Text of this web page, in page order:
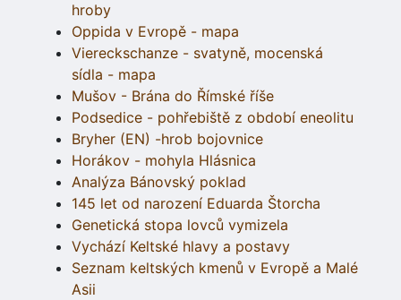
hroby
Oppida v Evropě - mapa
Viereckschanze - svatyně, mocenská
sídla - mapa
Mušov - Brána do Římské říše
Podsedice - pohřebiště z období eneolitu
Bryher (EN) -hrob bojovnice
Horákov - mohyla Hlásnica
Analýza Bánovský poklad
145 let od narození Eduarda Štorcha
Genetická stopa lovců vymizela
Vychází Keltské hlavy a postavy
Seznam keltských kmenů v Evropě a Malé
Asii